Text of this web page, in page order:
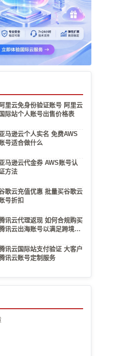
阿里云免身份验证账号 阿里云
国际站个人账号出售价格表
马逊云个人实名 免费AWS
号适合做什么
马逊云代金券 AWS账号认
方法
歌云充值优惠 批量买谷歌云
号折扣
讯云代理返现 如何合规购买
讯云出海账号以满足跨境电
讯云国际站支付验证 大客户
讯云账号定制服务